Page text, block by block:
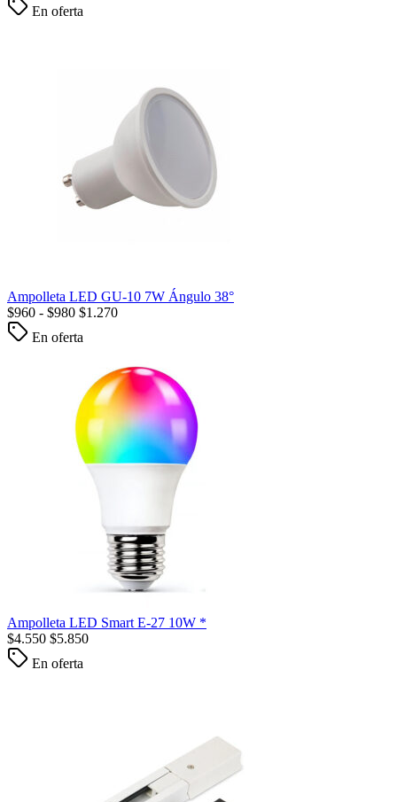
En oferta
Ampolleta LED GU-10 7W Ángulo 38°
$960 - $980 $1.270
En oferta
Ampolleta LED Smart E-27 10W *
$4.550 $5.850
En oferta